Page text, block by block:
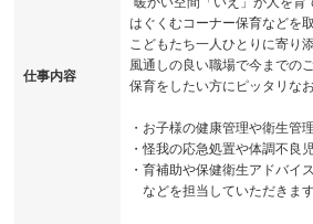
仕事内容
はぐくむコーナー保育などを
こどもたち一人ひとりに寄り
風通しの良い職場で今までの
保育をしたい方にピッタリな
・お子様の健康管理や衛生管理
・怪我の応急処置や体調不良
・育補助や保健衛生アドバイス
などを担当していただきます